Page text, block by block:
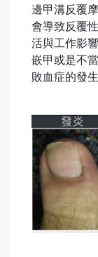
邊甲溝反覆
會導致反覆
活與工作影
嵌甲或是不
敗血症的發